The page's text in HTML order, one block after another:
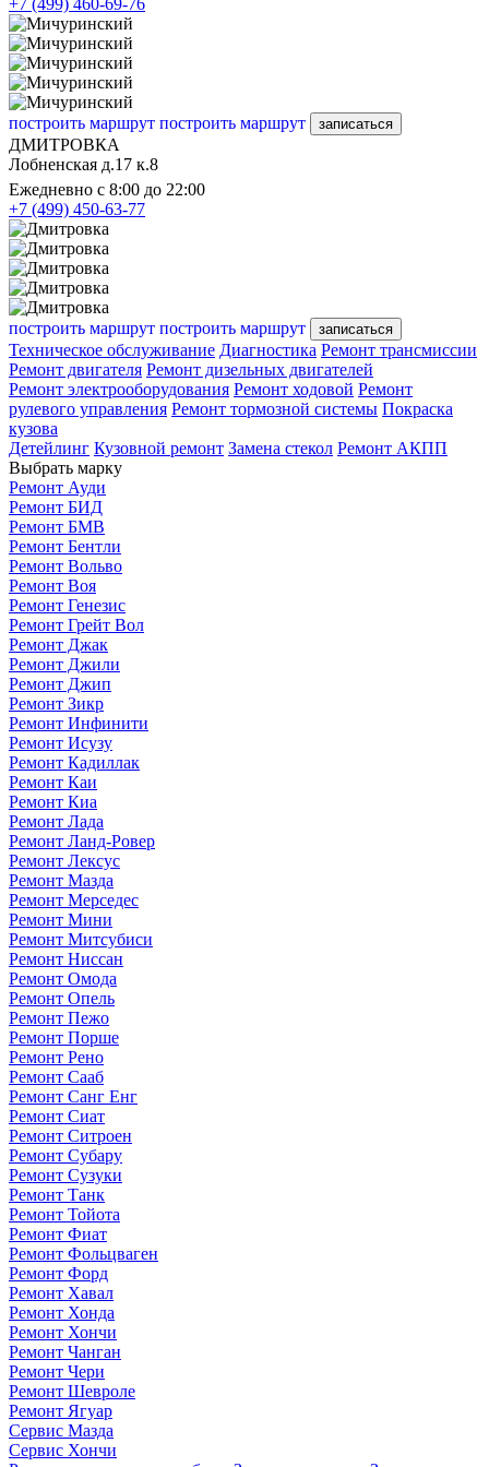
+7 (499) 460-69-76
построить маршрут построить маршрут записаться
ДМИТРОВКА
Лобненская д.17 к.8
Ежедневно с 8:00 до 22:00
+7 (499) 450-63-77
построить маршрут построить маршрут записаться
Техническое обслуживание Диагностика Ремонт трансмиссии
Ремонт двигателя Ремонт дизельных двигателей
Ремонт электрооборудования Ремонт ходовой Ремонт
рулевого управления Ремонт тормозной системы Покраска
кузова
Детейлинг Кузовной ремонт Замена стекол Ремонт АКПП
Выбрать марку
Ремонт Ауди
Ремонт БИД
Ремонт БМВ
Ремонт Бентли
Ремонт Вольво
Ремонт Воя
Ремонт Генезис
Ремонт Грейт Вол
Ремонт Джак
Ремонт Джили
Ремонт Джип
Ремонт Зикр
Ремонт Инфинити
Ремонт Исузу
Ремонт Кадиллак
Ремонт Каи
Ремонт Киа
Ремонт Лада
Ремонт Ланд-Ровер
Ремонт Лексус
Ремонт Мазда
Ремонт Мерседес
Ремонт Мини
Ремонт Митсубиси
Ремонт Ниссан
Ремонт Омода
Ремонт Опель
Ремонт Пежо
Ремонт Порше
Ремонт Рено
Ремонт Сааб
Ремонт Санг Енг
Ремонт Сиат
Ремонт Ситроен
Ремонт Субару
Ремонт Сузуки
Ремонт Танк
Ремонт Тойота
Ремонт Фиат
Ремонт Фольцваген
Ремонт Форд
Ремонт Хавал
Ремонт Хонда
Ремонт Хончи
Ремонт Чанган
Ремонт Чери
Ремонт Шевроле
Ремонт Ягуар
Сервис Мазда
Сервис Хончи